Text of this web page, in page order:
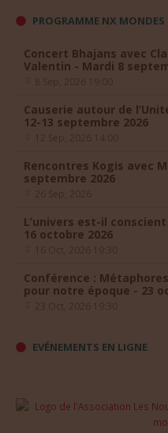
PROGRAMME NX MONDES
Concert Bhajans avec
Valentin - Mardi 8
Causerie autour de
12-13 septembre 2026
Rencontres Kogis avec
septembre 2026
L’univers est-il
16 octobre 2026
Conférence :
pour notre époque - 23
EVÉNEMENTS EN LIGNE